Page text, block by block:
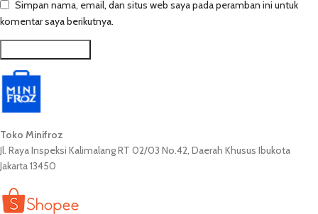
Simpan nama, email, dan situs web saya pada peramban ini untuk
komentar saya berikutnya.
Toko Minifroz
Jl. Raya Inspeksi Kalimalang RT 02/03 No.42, Daerah Khusus Ibukota
Jakarta 13450